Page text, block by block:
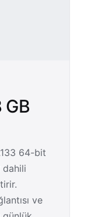
GB
64-bit
dahili
ve